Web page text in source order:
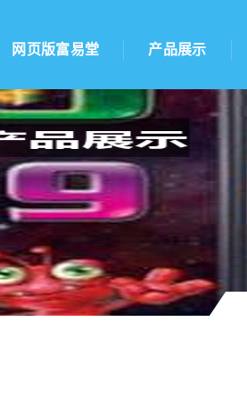
网页版富易堂 产品展示